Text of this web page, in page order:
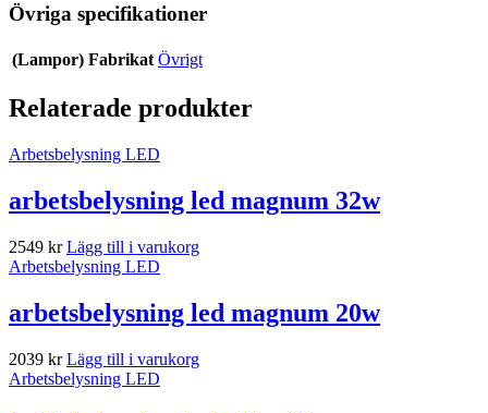
Övriga specifikationer
(Lampor) Fabrikat Övrigt
Relaterade produkter
Arbetsbelysning LED
arbetsbelysning led magnum 32w
2549 kr Lägg till i varukorg
Arbetsbelysning LED
arbetsbelysning led magnum 20w
2039 kr Lägg till i varukorg
Arbetsbelysning LED